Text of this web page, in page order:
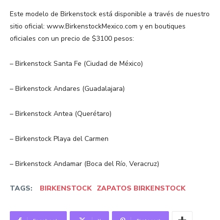
Este modelo de Birkenstock está disponible a través de nuestro
sitio oficial: www.BirkenstockMexico.com y en boutiques
oficiales con un precio de $3100 pesos:
– Birkenstock Santa Fe (Ciudad de México)
– Birkenstock Andares (Guadalajara)
– Birkenstock Antea (Querétaro)
– Birkenstock Playa del Carmen
– Birkenstock Andamar (Boca del Río, Veracruz)
TAGS: BIRKENSTOCK ZAPATOS BIRKENSTOCK